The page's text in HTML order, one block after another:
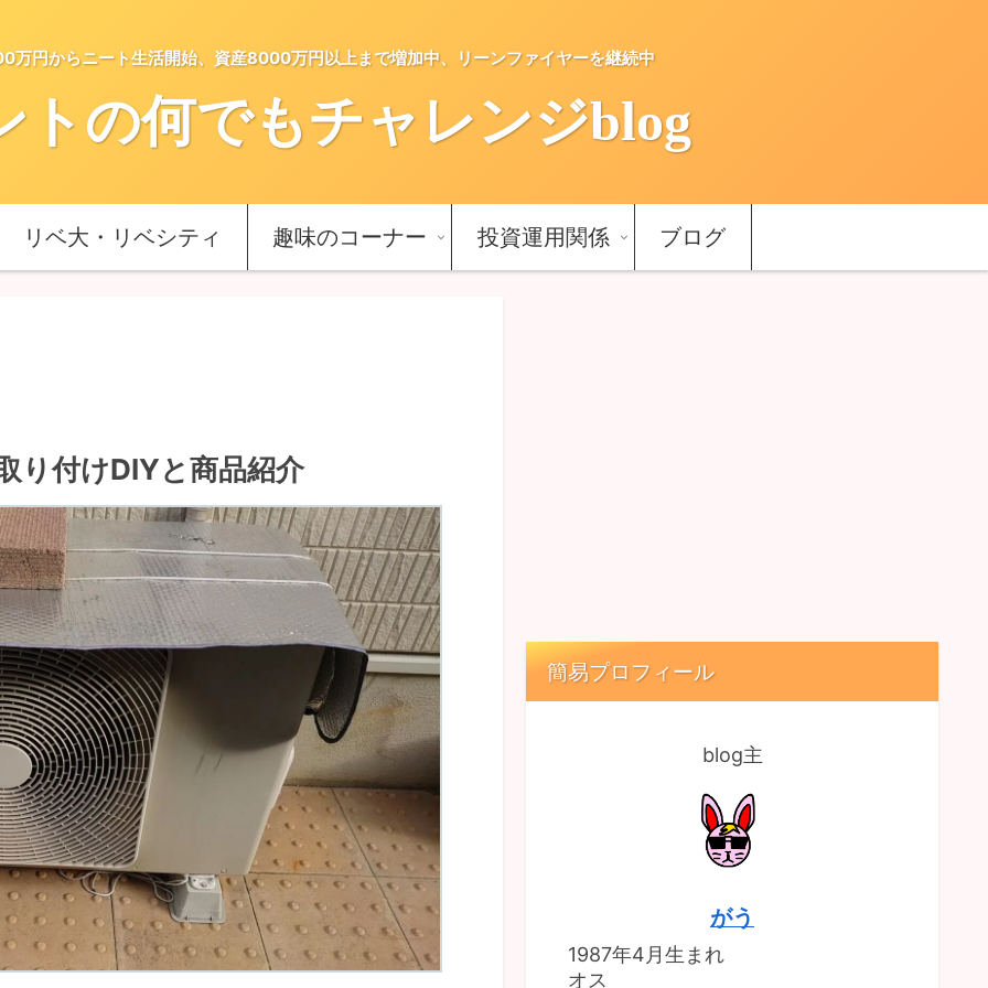
万円からニート生活開始、資産8000万円以上まで増加中、リーンファイヤーを継続中
トの何でもチャレンジblog
リベ大・リベシティ 趣味のコーナー 投資運用関係 ブログ
り付けDIYと商品紹介
簡易プロフィール
blog主
がう
1987年4月生まれ
オス